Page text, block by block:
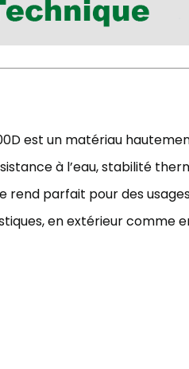
est un matériau
à l’eau, stabilité
rend parfait pour des
en extérieur comme